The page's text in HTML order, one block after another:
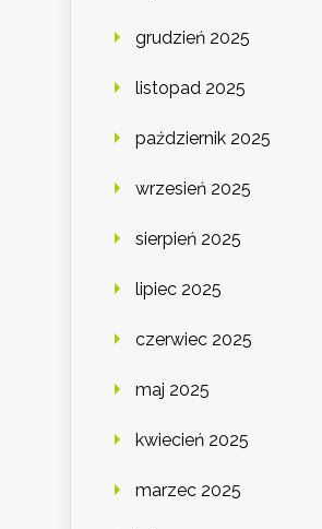
grudzień 2025
listopad 2025
październik 2025
wrzesień 2025
sierpień 2025
lipiec 2025
czerwiec 2025
maj 2025
kwiecień 2025
marzec 2025